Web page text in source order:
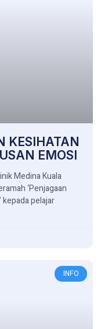
KESIHATAN
EMOSI
Medina Kuala
‘Penjagaan
kepada pelajar
INFO